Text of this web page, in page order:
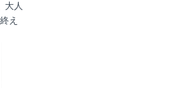
大人
え